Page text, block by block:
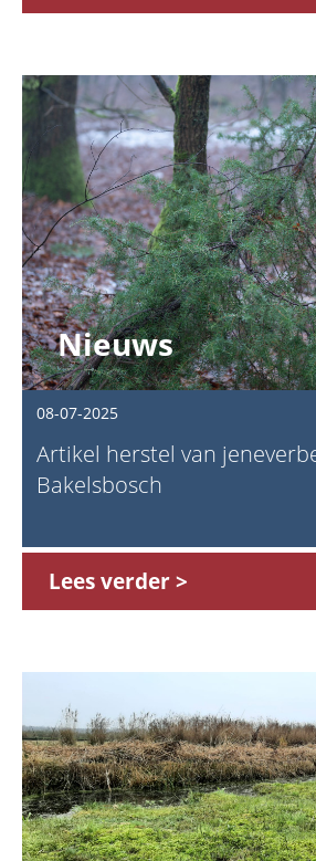
Nieuws
08-07-2025
Artikel herstel van
Bakelsbosch
Lees verder